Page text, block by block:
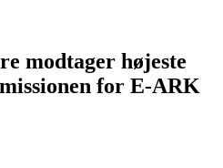
modtager højeste
for E-ARK